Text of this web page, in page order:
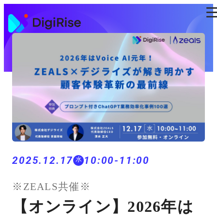
ン
テ
ン
ツ
2025.12.17 水 10:00-11:00
※ZEALS共催※
【オンライン】2026年は